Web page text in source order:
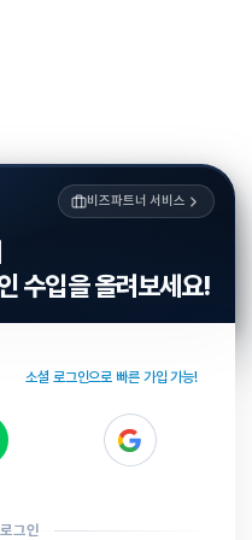
비즈파트너 서비스
수입을 올려보세요!
소셜 로그인으로 빠른 가입 가능!
그인